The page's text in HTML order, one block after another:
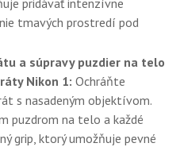
tmavých prostredí pod
a súpravy puzdier na telo
Nikon 1: Ochráňte
s nasadeným objektívom.
puzdrom na telo a každé
grip, ktorý umožňuje pevné